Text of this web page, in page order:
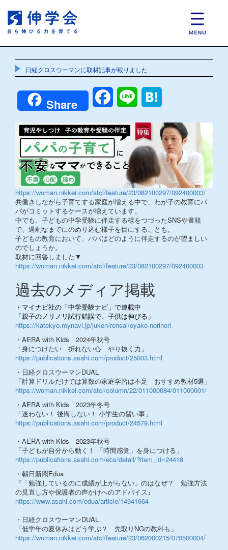
日経クロスウーマンに取材記事が載りました
Share FacebookLine
https://woman.nikkei.com/atcl/feature/23/082100297/092400003/
共働きしながら子育てする家庭が増える中で、わが子の教育にパ
パがコミットするケースが増えています。
中でも、子どもの中学受験に伴走する様をつづったSNSや書籍
で、過剰なまでにのめり込む様子を目にすることも。
子どもの教育において、パパはどのように伴走するのが望ましい
のでしょうか。
取材に回答しました▼
https://woman.nikkei.com/atcl/feature/23/082100297/092400003
過去のメディア掲載
・マイナビ社の「中学受験ナビ」で連載中
「親子のノリノリ試行錯誤で、子供は伸びる」
https://katekyo.mynavi.jp/juken/rensai/oyako-norinori
・AERA with Kids 2024年秋号
「身につけたい 折れない心 やり抜く力」
https://publications.asahi.com/product/25003.html
・日経クロスウーマンDUAL
「計算ドリルだけでは算数の家庭学習は不足 おすすめ教材5選」
https://woman.nikkei.com/atcl/column/22/011000084/011000001/
・AERA with Kids 2023年冬号
「迷わない！ 後悔しない！ 小学生の習い事」
https://publications.asahi.com/product/24579.html
・AERA with Kids 2023年秋号
「子どもが自分から動く！ 「時間感覚」を身につける」
https://publications.asahi.com/ecs/detail/?item_id=24418
・朝日新聞Edua
『「勉強しているのに成績が上がらない」のはなぜ？ 勉強方法
の見直し方や保護者の声かけへのアドバイス』
https://www.asahi.com/edua/article/14941664
・日経クロスウーマンDUAL
「低学年の夏休みはどう学ぶ？ 先取りNGの教科も」
https://woman.nikkei.com/atcl/feature/23/062000215/070500004/